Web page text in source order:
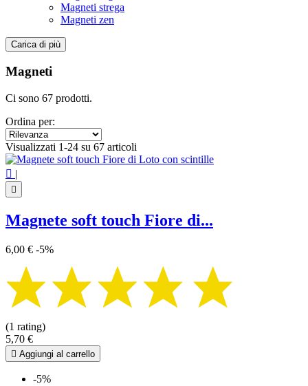
Magneti strega
Magneti zen
Cancella filtri
Categorie
Magneti Cubo di Metatron
Magneti Fiore della Vita
Magneti Mandala
Magneti segni zodiacali
Magneti strega 13
Prezzo
€
€
Simbolo
Albero della vita
Buddha
Cubo di Metatron
Fiore della vita
Fiore di Loto 2
Nodo della strega
Pentagramma - Pentacolo
Carica di più
Magneti
Ci sono 67 prodotti.
Ordina per:
Visualizzati 1-24 su 67 articoli
 |

Magnete soft touch Fiore di...
6,00 € -5%
(1 rating)
5,70 €
 Aggiungi al carrello
-5%